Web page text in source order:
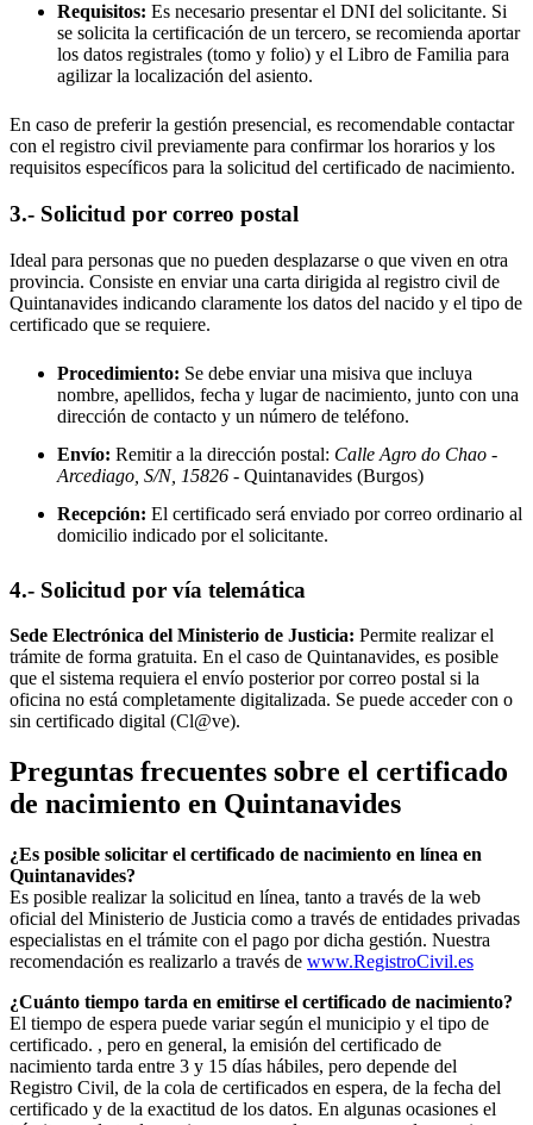
Requisitos: Es necesario presentar el DNI del solicitante. Si
se solicita la certificación de un tercero, se recomienda aportar
los datos registrales (tomo y folio) y el Libro de Familia para
agilizar la localización del asiento.
En caso de preferir la gestión presencial, es recomendable contactar
con el registro civil previamente para confirmar los horarios y los
requisitos específicos para la solicitud del certificado de nacimiento.
3.- Solicitud por correo postal
Ideal para personas que no pueden desplazarse o que viven en otra
provincia. Consiste en enviar una carta dirigida al registro civil de
Quintanavides indicando claramente los datos del nacido y el tipo de
certificado que se requiere.
Procedimiento: Se debe enviar una misiva que incluya
nombre, apellidos, fecha y lugar de nacimiento, junto con una
dirección de contacto y un número de teléfono.
Envío: Remitir a la dirección postal: Calle Agro do Chao -
Arcediago, S/N, 15826 - Quintanavides (Burgos)
Recepción: El certificado será enviado por correo ordinario al
domicilio indicado por el solicitante.
4.- Solicitud por vía telemática
Sede Electrónica del Ministerio de Justicia: Permite realizar el
trámite de forma gratuita. En el caso de Quintanavides, es posible
que el sistema requiera el envío posterior por correo postal si la
oficina no está completamente digitalizada. Se puede acceder con o
sin certificado digital (Cl@ve).
Preguntas frecuentes sobre el certificado
de nacimiento en Quintanavides
¿Es posible solicitar el certificado de nacimiento en línea en
Quintanavides?
Es posible realizar la solicitud en línea, tanto a través de la web
oficial del Ministerio de Justicia como a través de entidades privadas
especialistas en el trámite con el pago por dicha gestión. Nuestra
recomendación es realizarlo a través de www.RegistroCivil.es
¿Cuánto tiempo tarda en emitirse el certificado de nacimiento?
El tiempo de espera puede variar según el municipio y el tipo de
certificado. , pero en general, la emisión del certificado de
nacimiento tarda entre 3 y 15 días hábiles, pero depende del
Registro Civil, de la cola de certificados en espera, de la fecha del
certificado y de la exactitud de los datos. En algunas ocasiones el